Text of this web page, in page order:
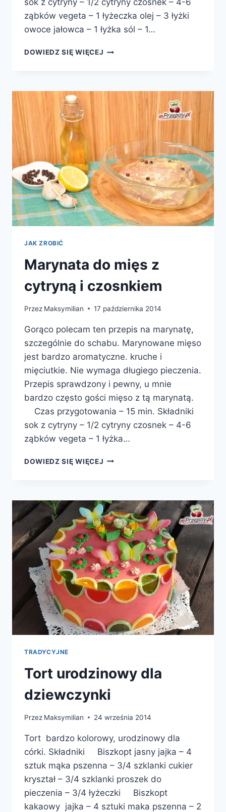
sok z cytryny – 1/2 cytryny czosnek – 4-6
ząbków vegeta – 1 łyżeczka olej – 3 łyżki
owoce jałowca – 1 łyżka sól – 1…
DOWIEDZ SIĘ WIĘCEJ SCHAB
JAK ZROBIĆ
Marynata do mięs z
cytryną i czosnkiem
Przez Maksymilian 17 października 2014
Gorąco polecam ten przepis na marynatę,
szczególnie do schabu. Marynowane mięso
jest bardzo aromatyczne. kruche i
mięciutkie. Nie wymaga długiego pieczenia.
Przepis sprawdzony i pewny, u mnie
bardzo często gości mięso z tą marynatą.
Czas przygotowania – 15 min. Składniki
sok z cytryny – 1/2 cytryny czosnek – 4-6
ząbków vegeta – 1 łyżka…
DOWIEDZ SIĘ WIĘCEJ MARYNATA
CYTRYNĄ
I
CZOSNKIEM
TRADYCYJNE
Tort urodzinowy dla
dziewczynki
Przez Maksymilian 24 września 2014
Tort bardzo kolorowy, urodzinowy dla
córki. Składniki Biszkopt jasny jajka – 4
sztuk mąka pszenna – 3/4 szklanki cukier
kryształ – 3/4 szklanki proszek do
pieczenia – 3/4 łyżeczki Biszkopt
kakaowy jajka – 4 sztuki maka pszenna – 2